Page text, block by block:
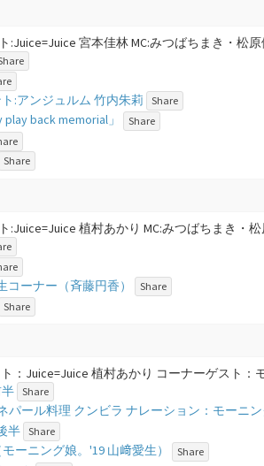
:Juice=Juice 宮本佳林 MC:みつばちまき・松
:アンジュルム 竹内朱莉 Share
back memorial」 Share
Share
:Juice=Juice 植村あかり MC:みつばちまき・
コーナー（斉藤円香） Share
Share
ト：Juice=Juice 植村あかり コーナーゲスト
Share
パール料理 クンビラ ナレーション：モーニン
半 Share
ーニング娘。'19 山﨑愛生） Share